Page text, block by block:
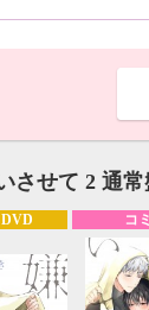
させて 2 通
コ